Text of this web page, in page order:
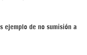
ejemplo de no sumisión a